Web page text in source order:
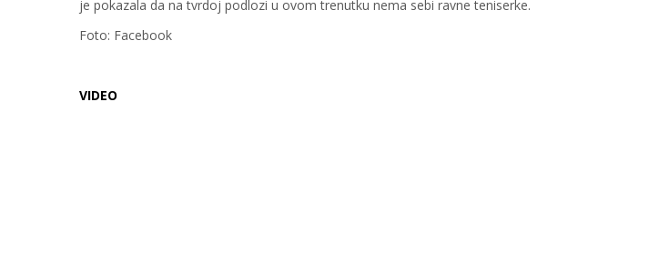
je pokazala da na tvrdoj podlozi u ovom trenutku nema sebi ravne teniserke.
Foto: Facebook
VIDEO